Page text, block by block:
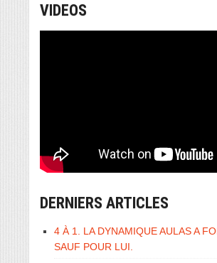
VIDEOS
DERNIERS ARTICLES
4 À 1. LA DYNAMIQUE AULAS A
SAUF POUR LUI.